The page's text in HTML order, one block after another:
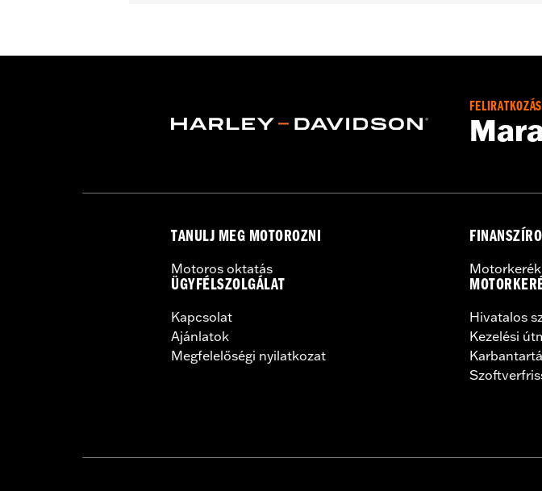
Docking Hardware is required. Separate purchase of Tour-Pak
'26 FLHXSTSE models require the additional purchase of
Capacity:3285 Cubic inch
Width:25.9 Inches
In the Box:Tour-Pak and installation instructions
TANULJ MEG MOTOROZNI
Motoros oktatás
ÜGYFÉLSZOLGÁLAT
Kapcsolat
Ajánlatok
Megfelelőségi nyilatkozat
Hivatalos
Kezelési